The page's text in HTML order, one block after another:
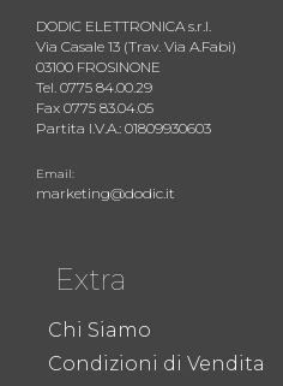
DODIC ELETTRONICA s.r.l.
Via Casale 13 (Trav. Via A.Fabi)
03100 FROSINONE
Tel. 0775 84.00.29
Fax 0775 83.04.05
Partita I.V.A.: 01809930603
Email:
marketing@dodic.it
Extra
Chi Siamo
Condizioni di Vendita